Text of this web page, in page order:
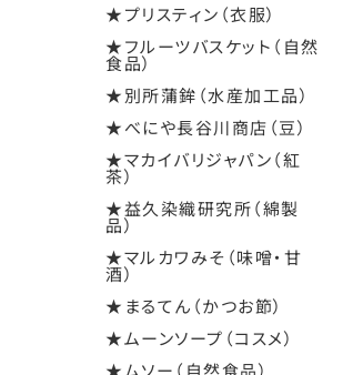
★プリスティン（衣服）
★フルーツバスケット（自然
食品）
★別所蒲鉾（水産加工品）
★べにや長谷川商店（豆）
★マカイバリジャパン（紅
茶）
★益久染織研究所（綿製
品）
★マルカワみそ（味噌・甘
酒）
★まるてん（かつお節）
★ムーンソープ（コスメ）
★ムソー（自然食品）